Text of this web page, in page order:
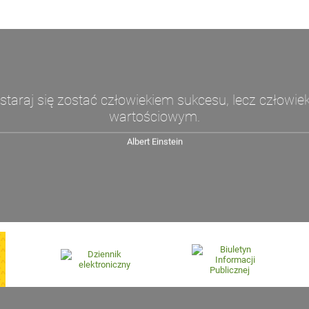
się zostać człowiekiem sukcesu, lecz
wartościowym.
Albert Einstein